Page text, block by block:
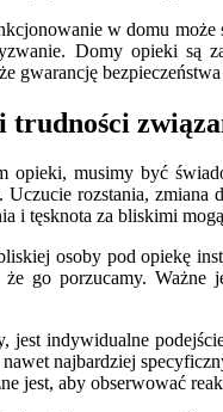
w domu
Domy opieki są
gwarancję
opieki, musimy być
rozstania, zmiana
i tęsknota za bliskimi
osoby pod opiekę
go porzucamy. Ważne
jest indywidualne
najbardziej
jest, aby obserwować